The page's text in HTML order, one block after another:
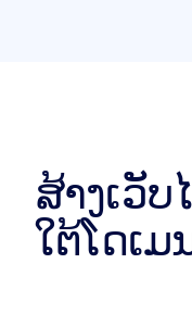
ສ້າງເວັ
ໃຕ້ໂດເມ